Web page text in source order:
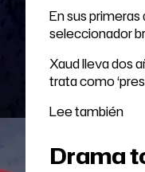
En sus
seleccionador
Xaud lleva dos
trata como
Lee también
Drama